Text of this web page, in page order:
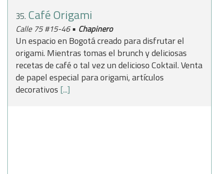
35. Café Origami
Calle 75 #15-46• Chapinero
Un espacio en Bogotá creado para disfrutar el
origami. Mientras tomas el brunch y deliciosas
recetas de café o tal vez un delicioso Coktail. Venta
de papel especial para origami, artículos
decorativos [...]